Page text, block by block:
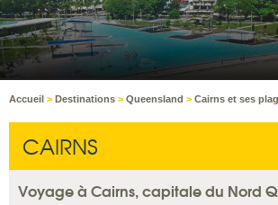
Accueil > Destinations > Queensland > Cairns et ses
CAIRNS
Voyage à Cairns, capitale du Nord